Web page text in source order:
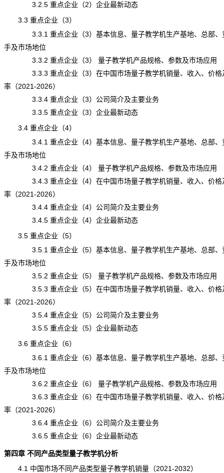
3.2.5 重点企业（2）企业最新动态
3.3 重点企业（3）
3.3.1 重点企业（3）基本信息、量子教学机生产基地、总部、
手及市场地位
3.3.2 重点企业（3） 量子教学机产品规格、参数及市场应用
3.3.3 重点企业（3）在中国市场量子教学机销量、收入、价格
率（2021-2026）
3.3.4 重点企业（3）公司简介及主要业务
3.3.5 重点企业（3）企业最新动态
3.4 重点企业（4）
3.4.1 重点企业（4）基本信息、量子教学机生产基地、总部、
手及市场地位
3.4.2 重点企业（4） 量子教学机产品规格、参数及市场应用
3.4.3 重点企业（4）在中国市场量子教学机销量、收入、价格
率（2021-2026）
3.4.4 重点企业（4）公司简介及主要业务
3.4.5 重点企业（4）企业最新动态
3.5 重点企业（5）
3.5.1 重点企业（5）基本信息、量子教学机生产基地、总部、
手及市场地位
3.5.2 重点企业（5） 量子教学机产品规格、参数及市场应用
3.5.3 重点企业（5）在中国市场量子教学机销量、收入、价格
率（2021-2026）
3.5.4 重点企业（5）公司简介及主要业务
3.5.5 重点企业（5）企业最新动态
3.6 重点企业（6）
3.6.1 重点企业（6）基本信息、量子教学机生产基地、总部、
手及市场地位
3.6.2 重点企业（6） 量子教学机产品规格、参数及市场应用
3.6.3 重点企业（6）在中国市场量子教学机销量、收入、价格
率（2021-2026）
3.6.4 重点企业（6）公司简介及主要业务
3.6.5 重点企业（6）企业最新动态
第四章 不同产品类型量子教学机分析
4.1 中国市场不同产品类型量子教学机销量（2021-2032）